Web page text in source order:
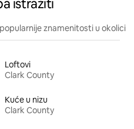
istražiti
znamenitosti u okolici
Loftovi
Clark County
Kuće u nizu
Clark County